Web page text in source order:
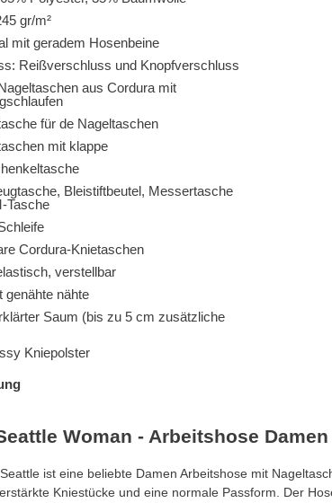
gr/m²
mit geradem Hosenbeine
Reißverschluss und Knopfverschluss
aus Cordura mit
für de Nageltaschen
mit klappe
Bleistiftbeutel, Messertasche
Tasche
Cordura-Knietaschen
verstellbar
genähte nähte
Saum (bis zu 5 cm zusätzliche
Kniepolster
Woman - Arbeitshose
ist eine beliebte Damen Arbeitshose mit
Kniestücke und eine normale Passform. Der